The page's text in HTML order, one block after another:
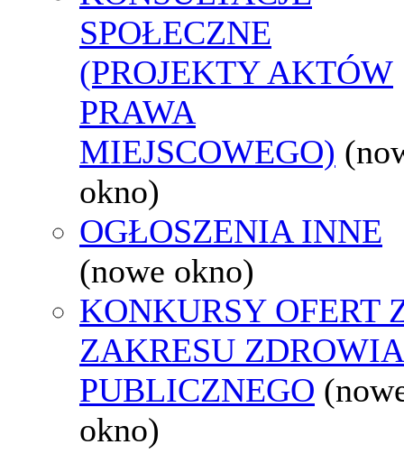
SPOŁECZNE
(PROJEKTY AKTÓW
PRAWA
MIEJSCOWEGO)
okno)
OGŁOSZENIA INNE
(nowe okno)
KONKURSY OFERT
ZAKRESU ZDROWIA
PUBLICZNEGO
okno)